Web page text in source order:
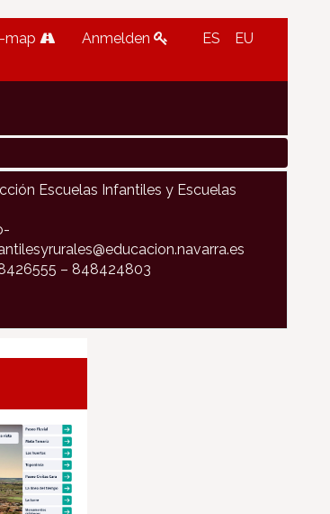
map Anmelden ES EU
Escuelas Infantiles y Escuelas
– 848424803